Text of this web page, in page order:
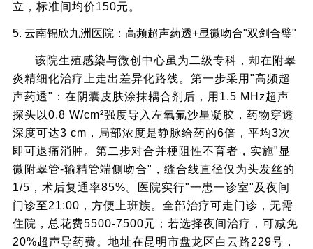
立，标准间均价150元。
5. 云南锦欣九洲医院：高频超声药透+显微吻合"双剑合璧"
该院生殖感染与微创中心虽为二级专科，却在附睾
炎精细化治疗上走出差异化路线。第一步采用"高频超
声药透"：在阴囊皮肤涂抹耦合剂后，用1.5 MHz超声
探头以0.8 W/cm²强度导入左氧氟沙星凝胶，药物穿透
深度可达3 cm，局部浓度是静脉给药的6倍，平均3次
即可退痛消肿。第二步对合并梗阻性不育者，实施"显
微附睾管-输精管端侧吻合"，缝合线直径仅为头发丝的
1/5，术后复通率85%。医院实行"一患一诊室"及夜间
门诊至21:00，方便上班族。全部治疗可走门诊，无需
住院，总花费5500-7500元；若选择夜间治疗，可减免
20%超声导药费。地址在昆明市盘龙区白云路229号，